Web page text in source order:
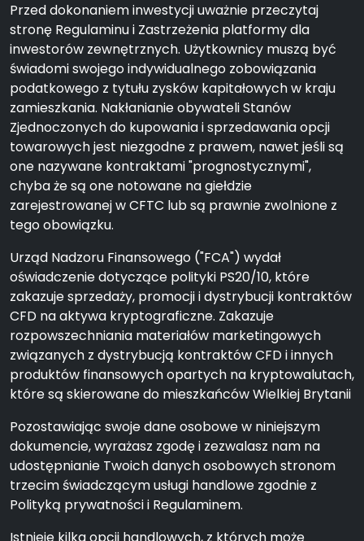
Przed dokonaniem inwestycji uważnie przeczytaj
stronę Regulaminu i Zastrzeżenia platformy dla
inwestorów zewnętrznych. Użytkownicy muszą być
świadomi swojego indywidualnego zobowiązania
podatkowego z tytułu zysków kapitałowych w kraju
zamieszkania. Nakłanianie obywateli Stanów
Zjednoczonych do kupowania i sprzedawania opcji
towarowych jest niezgodne z prawem, nawet jeśli są
one nazywane kontraktami "prognostycznymi",
chyba że są one notowane na giełdzie
zarejestrowanej w CFTC lub są prawnie zwolnione z
tego obowiązku.
Urząd Nadzoru Finansowego ("FCA") wydał
oświadczenie dotyczące polityki PS20/10, które
zakazuje sprzedaży, promocji i dystrybucji kontraktów
CFD na aktywa kryptograficzne. Zakazuje
rozpowszechniania materiałów marketingowych
związanych z dystrybucją kontraktów CFD i innych
produktów finansowych opartych na kryptowalutach,
które są skierowane do mieszkańców Wielkiej Brytanii
Pozostawiając swoje dane osobowe w niniejszym
dokumencie, wyrażasz zgodę i zezwalasz nam na
udostępnianie Twoich danych osobowych stronom
trzecim świadczącym usługi handlowe zgodnie z
Polityką prywatności i Regulaminem.